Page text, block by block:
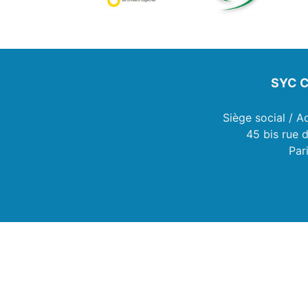
SYC
Siège social /
45 bis rue